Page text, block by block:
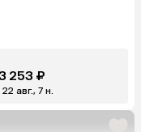
253 ₽
22 авг., 7 н.